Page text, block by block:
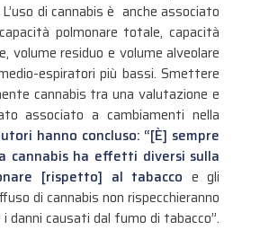
di cannabis è anche associato
polmonare totale, capacità
volume residuo e volume alveolare
espiratori più bassi. Smettere
cannabis tra una valutazione e
associato a cambiamenti nella
hanno concluso: “[È] sempre
cannabis ha effetti diversi sulla
[rispetto] al tabacco e gli
di cannabis non rispecchieranno
danni causati dal fumo di tabacco”.